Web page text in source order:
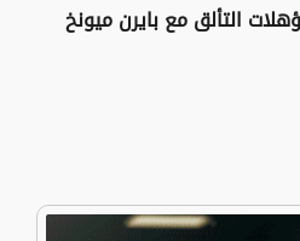
التألق مع بايرن ميونخ